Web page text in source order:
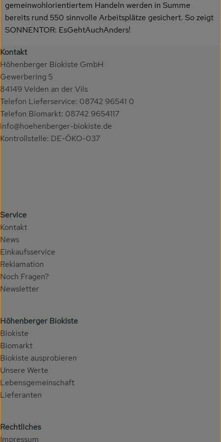
gemeinwohlorientiertem Handeln werden in Summe
bereits rund 550 sinnvolle Arbeitsplätze gesichert. So zeigt
SONNENTOR: EsGehtAuchAnders!
Kontakt
Höhenberger Biokiste GmbH
Gewerbering 5
84149 Velden an der Vils
Telefon Lieferservice: 08742 96541 0
Telefon Biomarkt: 08742 9654117
info@hoehenberger-biokiste.de
Kontrollstelle: DE-ÖKO-037
Service
Kontakt
News
Einkaufsservice
Reklamation
Noch Fragen?
Newsletter
Höhenberger Biokiste
Biokiste
Biomarkt
Biokiste ausprobieren
Unsere Werte
Lebensgemeinschaft
Lieferanten
Rechtliches
Impressum